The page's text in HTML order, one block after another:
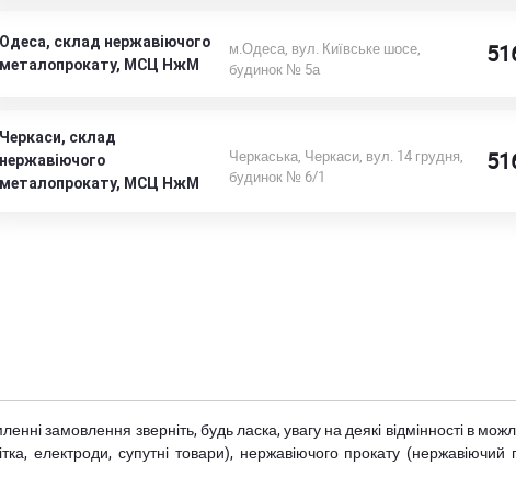
Одеса, склад нержавіючого
металопрокату, МСЦ НжМ
м.Одеса, вул. Київське шосе,
будинок № 5а
Черкаси, склад
нержавіючого
металопрокату, МСЦ НжМ
Черкаська, Черкаси, вул. 14 грудня,
будинок № 6/1
замовлення зверніть, будь ласка, увагу на деякі відмінності в
електроди, супутні товари), нержавіючого прокату